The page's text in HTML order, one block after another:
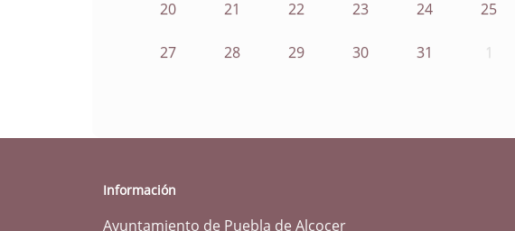
20 21 22 23 24 25
27 28 29 30 31 1
Información
Ayuntamiento de Puebla de Alcocer